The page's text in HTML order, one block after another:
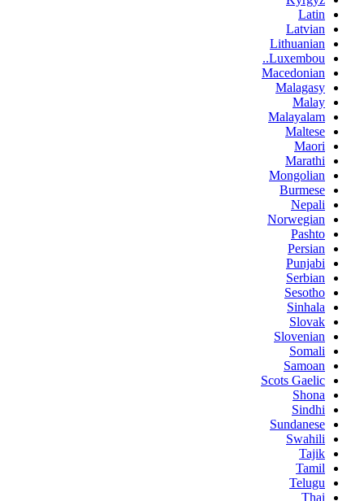
Latin
Latvian
Lithuanian
Luxembou..
Macedonian
Malagasy
Malay
Malayalam
Maltese
Maori
Marathi
Mongolian
Burmese
Nepali
Norwegian
Pashto
Persian
Punjabi
Serbian
Sesotho
Sinhala
Slovak
Slovenian
Somali
Samoan
Scots Gaelic
Shona
Sindhi
Sundanese
Swahili
Tajik
Tamil
Telugu
Thai